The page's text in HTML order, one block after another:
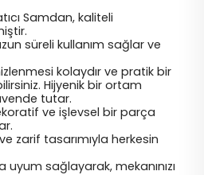
Samdan, kaliteli
süreli kullanım sağlar ve
kolaydır ve pratik bir
Hijyenik bir ortam
tutar.
ve işlevsel bir parça
zarif tasarımıyla herkesin
uyum sağlayarak, mekanınızı